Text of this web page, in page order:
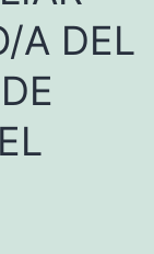
A DEL